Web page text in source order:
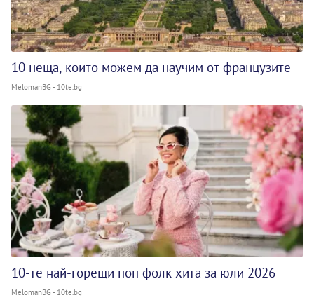
10 неща, които можем да научим от французите
MelomanBG - 10te.bg
10-те най-горещи поп фолк хита за юли 2026
MelomanBG - 10te.bg